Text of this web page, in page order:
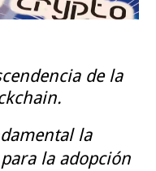
de la
la
la adopción